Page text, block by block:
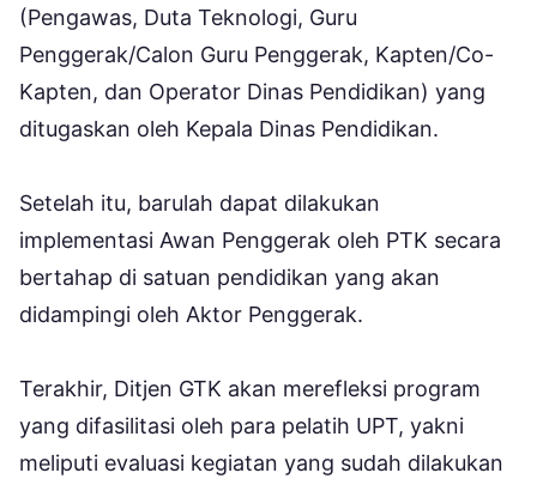
(Pengawas, Duta Teknologi, Guru
Penggerak/Calon Guru Penggerak, Kapten/Co-
Kapten, dan Operator Dinas Pendidikan) yang
ditugaskan oleh Kepala Dinas Pendidikan.
Setelah itu, barulah dapat dilakukan
implementasi Awan Penggerak oleh PTK secara
bertahap di satuan pendidikan yang akan
didampingi oleh Aktor Penggerak.
Terakhir, Ditjen GTK akan merefleksi program
yang difasilitasi oleh para pelatih UPT, yakni
meliputi evaluasi kegiatan yang sudah dilakukan